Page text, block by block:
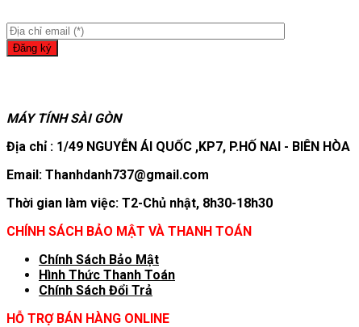
MÁY TÍNH SÀI GÒN
Địa chỉ : 1/49 NGUYỄN ÁI QUỐC ,KP7, P.HỐ NAI - BIÊN HÒA
Email: Thanhdanh737@gmail.com
Thời gian làm việc: T2-Chủ nhật, 8h30-18h30
CHÍNH SÁCH BẢO MẬT VÀ THANH TOÁN
Chính Sách Bảo Mật
Hình Thức Thanh Toán
Chính Sách Đổi Trả
HỖ TRỢ BÁN HÀNG ONLINE